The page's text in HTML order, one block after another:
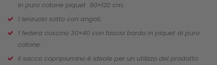
in puro cotone piquet 90×120 cm;
1 lenzuolo sotto con angoli;
1 federa cuscino 30×40 con fascia bordo in piquet di puro
cotone.
Il sacco copripiumino è ideale per un utilizzo del prodotto